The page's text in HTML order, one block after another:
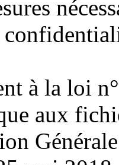
à la loi
aux